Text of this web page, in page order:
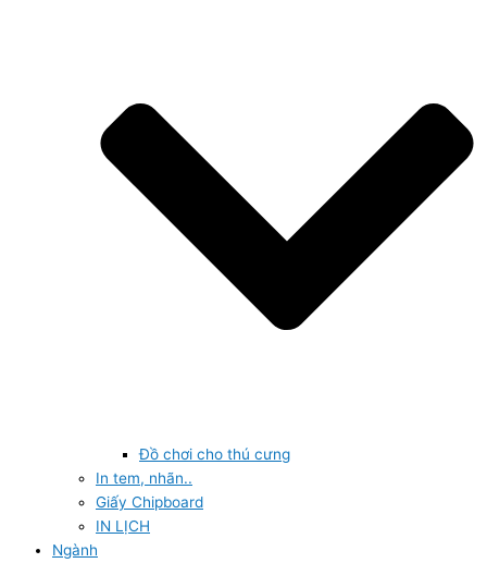
Đồ chơi cho thú cưng
In tem, nhãn..
Giấy Chipboard
IN LỊCH
Ngành